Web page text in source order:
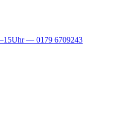
— 0179 6709243